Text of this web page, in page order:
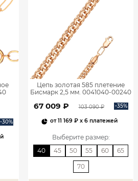
-30%
Цепь золотая 585 плетение
Бисмарк 2,5 мм. 0041040-00240
67 009 ₽ 103 090 ₽ -35%
от11 169 ₽ x 6 платежей
Выберите размер:
40
45 50 55 60 65
70